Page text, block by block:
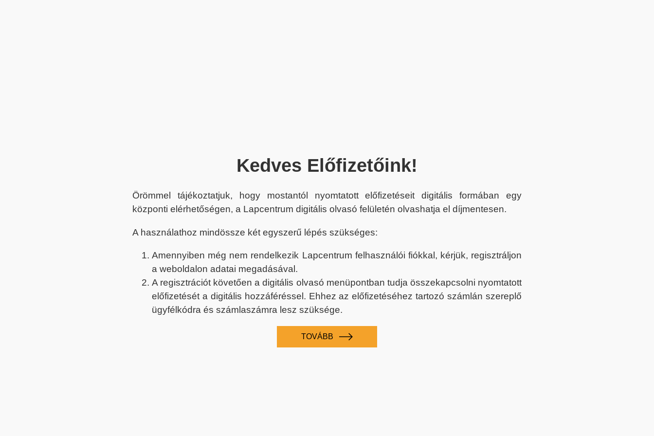
Kedves Előfizetőink!
Örömmel tájékoztatjuk, hogy mostantól nyomtatott előfizetéseit digitális formában egy
központi elérhetőségen, a Lapcentrum digitális olvasó felületén olvashatja el díjmentesen.
A használathoz mindössze két egyszerű lépés szükséges:
Amennyiben még nem rendelkezik Lapcentrum felhasználói fiókkal, kérjük, regisztráljon
a weboldalon adatai megadásával.
A regisztrációt követően a digitális olvasó menüpontban tudja összekapcsolni nyomtatott
előfizetését a digitális hozzáféréssel. Ehhez az előfizetéséhez tartozó számlán szereplő
ügyfélkódra és számlaszámra lesz szüksége.
TOVÁBB